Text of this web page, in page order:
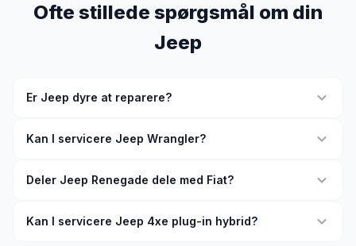
Ofte stillede spørgsmål om din
Jeep
Er Jeep dyre at reparere?
Kan I servicere Jeep Wrangler?
Deler Jeep Renegade dele med Fiat?
Kan I servicere Jeep 4xe plug-in hybrid?